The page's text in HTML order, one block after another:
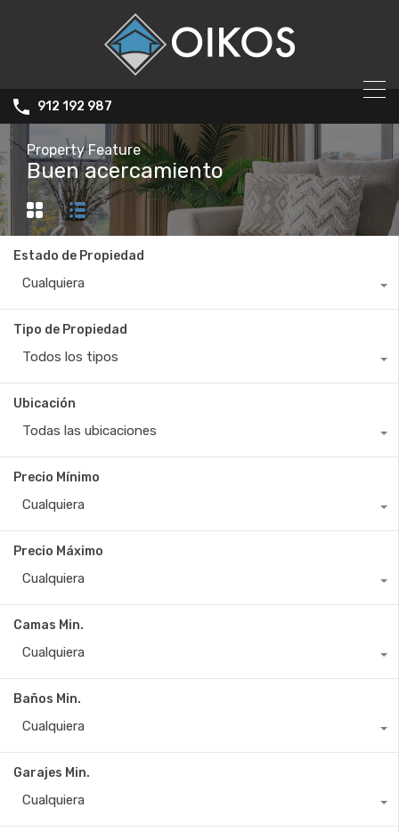
912 192 987
Property Feature
Buen acercamiento
Estado de Propiedad
Cualquiera
Tipo de Propiedad
Todos los tipos
Ubicación
Todas las ubicaciones
Precio Mínimo
Cualquiera
Precio Máximo
Cualquiera
Camas Min.
Cualquiera
Baños Min.
Cualquiera
Garajes Min.
Cualquiera